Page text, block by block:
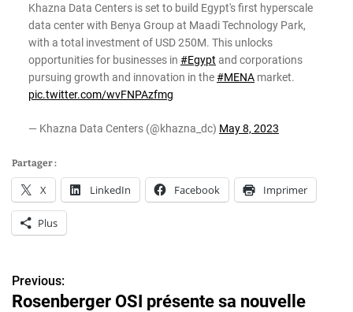
Khazna Data Centers is set to build Egypt's first hyperscale
data center with Benya Group at Maadi Technology Park,
with a total investment of USD 250M. This unlocks
opportunities for businesses in #Egypt and corporations
pursuing growth and innovation in the#MENA market.
pic.twitter.com/wvFNPAzfmg
— Khazna Data Centers (@khazna_dc) May 8, 2023
Partager :
X LinkedIn Facebook Imprimer
Plus
N
Previous:
Rosenberger OSI présente sa nouvelle